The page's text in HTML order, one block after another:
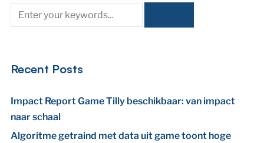
Recent Posts
Impact Report Game Tilly beschikbaar: van impact
naar schaal
Algoritme getraind met data uit game toont hoge